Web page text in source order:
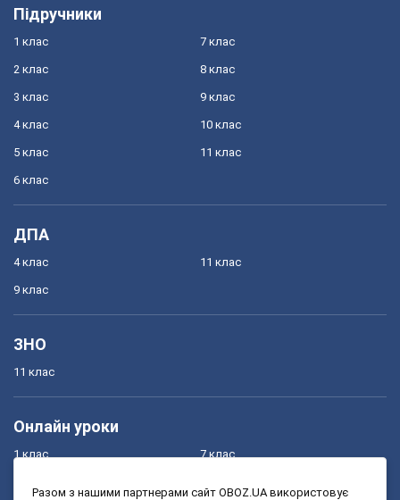
Підручники
1 клас
2 клас
3 клас
4 клас
5 клас
6 клас
7 клас
8 клас
9 клас
10 клас
11 клас
ДПА
4 клас
9 клас
11 клас
ЗНО
11 клас
Онлайн уроки
1 клас 7 клас
Разом з нашими партнерами сайт OBOZ.UA використовує